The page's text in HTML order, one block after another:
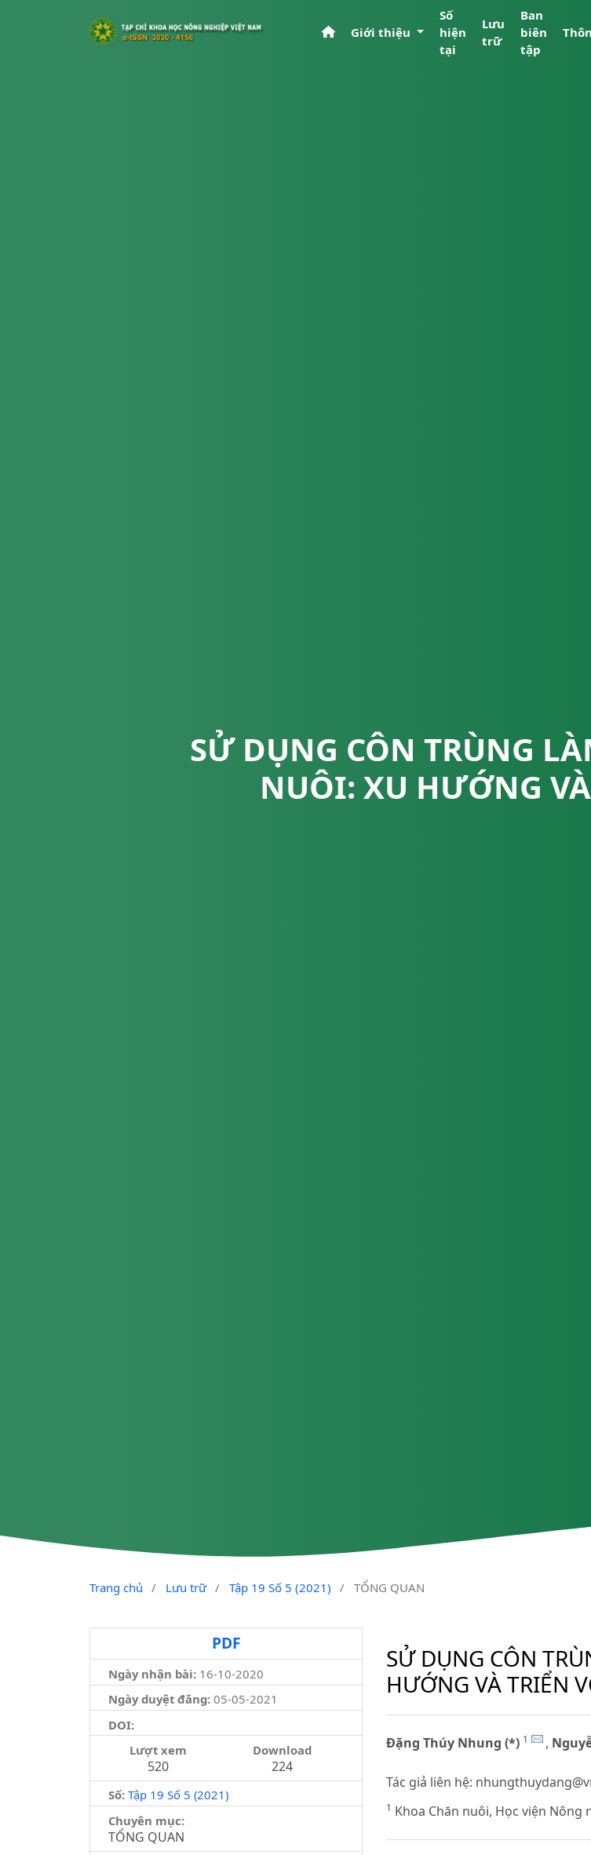
Giới thiệu
Số
hiện
tại
Lưu
trữ
Ban
biên
tập
SỬ DỤNG CÔN TRÙNG
NUÔI: XU HƯỚNG
Trang chủ / Lưu trữ / Tập 19 Số 5 (2021) / TỔNG QUAN
PDF
Ngày nhận bài: 16-10-2020
Ngày duyệt đăng:05-05-2021
DOI:
Lượt xem
520
Download
224
Số: Tập 19 Số 5 (2021)
Chuyên mục:
TỔNG QUAN
SỬ DỤNG CÔN
HƯỚNG VÀ TRIỂN
Đặng Thúy Nhung (*) 1 ,
Tác giả liên hệ:
1 Khoa Chăn nuôi, Học viện Nông